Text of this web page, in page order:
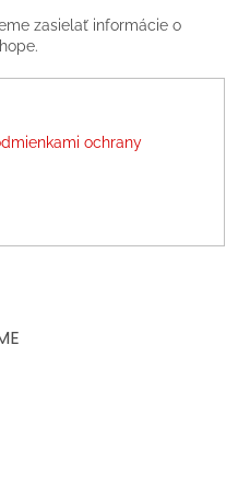
zasielať informácie o
ochrany